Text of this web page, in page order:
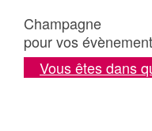
Champagne
pour vos
Vous êtes dans